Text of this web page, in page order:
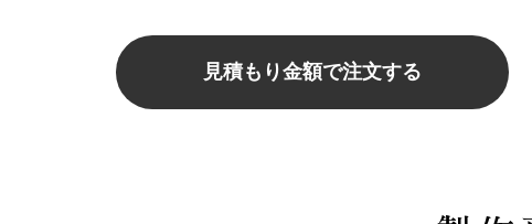
見積もり金額で注文する